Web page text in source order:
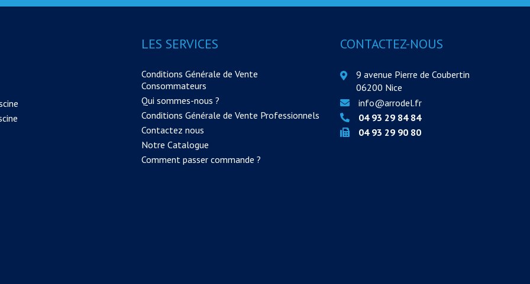
LES SERVICES
Conditions Générale de Vente
Consommateurs
Qui sommes-nous ?
Conditions Générale de Vente Professionnels
Contactez nous
Notre Catalogue
Comment passer commande ?
CONTACTEZ-NOUS
9 avenue Pierre de Coubertin
06200 Nice
info@arrodel.fr
04 93 29 84 84
04 93 29 90 80